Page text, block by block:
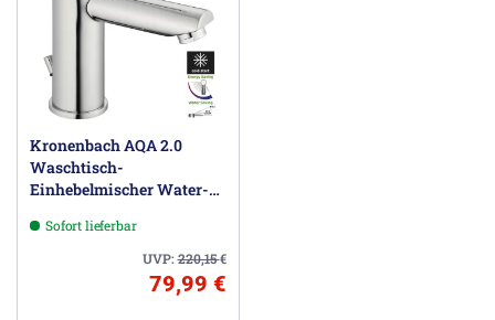
Kronenbach AQA 2.0
Waschtisch-
Einhebelmischer Water-
Sofort lieferbar
UVP:220,15€
79,99 €